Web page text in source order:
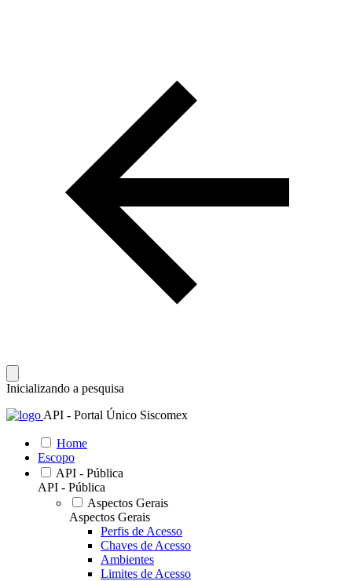
Inicializando a pesquisa
API - Portal Único Siscomex
Home
Escopo
API - Pública
API - Pública
Aspectos Gerais
Aspectos Gerais
Perfis de Acesso
Chaves de Acesso
Ambientes
Limites de Acesso